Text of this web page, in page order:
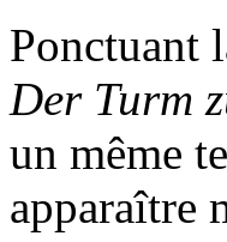
Ponctuant
Der Turm
un même
apparaître